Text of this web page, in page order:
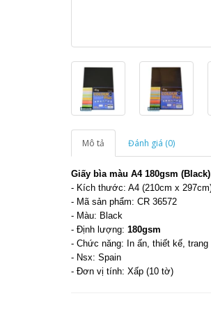
Mô tả Đánh giá (0)
Giấy bìa màu A4 180gsm (Black)
- Kích thước: A4 (210cm x
- Mã sản phẩm: CR 36572
- Màu: Black
- Định lượng: 180gsm
- Chức năng: In ấn, thiết kế, trang
- Nsx: Spain
- Đơn vị tính: Xấp (10 tờ)